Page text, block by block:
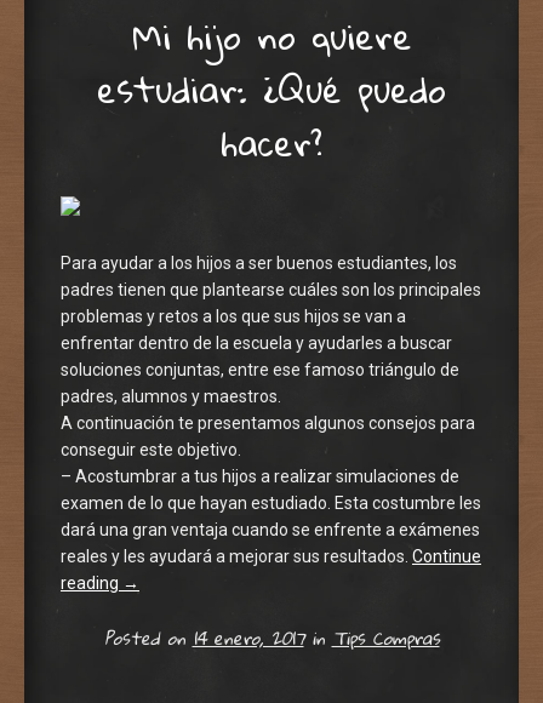
Mi hijo no quiere
estudiar: ¿Qué puedo
hacer?
Para ayudar a los hijos a ser buenos estudiantes, los
padres tienen que plantearse cuáles son los principales
problemas y retos a los que sus hijos se van a
enfrentar dentro de la escuela y ayudarles a buscar
soluciones conjuntas, entre ese famoso triángulo de
padres, alumnos y maestros.
A continuación te presentamos algunos consejos para
conseguir este objetivo.
– Acostumbrar a tus hijos a realizar simulaciones de
examen de lo que hayan estudiado. Esta costumbre les
dará una gran ventaja cuando se enfrente a exámenes
reales y les ayudará a mejorar sus resultados. Continue
reading →
Posted on14 enero, 2017 inTips Compras